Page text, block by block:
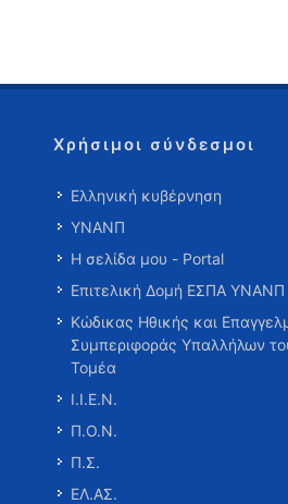
Χρήσιμοι σύνδεσμοι
Ελληνική κυβέρνηση
ΥΝΑΝΠ
Η σελίδα μου - Portal
Επιτελική Δομή ΕΣΠΑ ΥΝΑΝΠ
Κώδικας Ηθικής και
Συμπεριφοράς Υπαλλήλων
Τομέα
Ι.Ι.Ε.Ν.
Π.Ο.Ν.
Π.Σ.
ΕΛ.ΑΣ.